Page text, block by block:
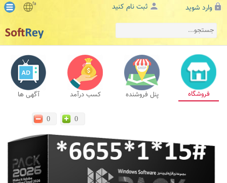
وارد شوید ثبت نام کنید fa
فروشگاه پنل فروشنده کسب درآمد آگهی ها
0 0